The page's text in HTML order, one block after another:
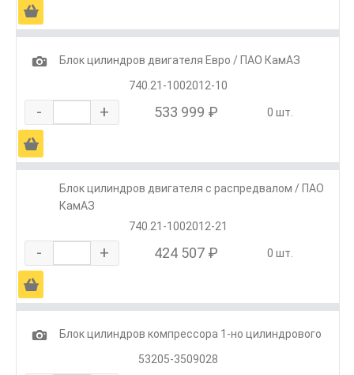
Ä
1
Блок цилиндров двигателя Евро / ПАО КамАЗ
740.21-1002012-10
- + 533 999 ₽ 0 шт.
Ä
Блок цилиндров двигателя с распредвалом / ПАО
КамАЗ
740.21-1002012-21
- + 424 507 ₽ 0 шт.
Ä
1
Блок цилиндров компрессора 1-но цилиндрового
53205-3509028